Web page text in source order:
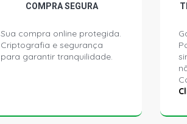
COMPRA SEGURA
Sua compra online protegida.
Criptografia e segurança
para garantir tranquilidade.